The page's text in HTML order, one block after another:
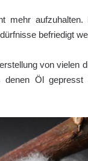
mehr
befriedigt
von vielen
denen Öl